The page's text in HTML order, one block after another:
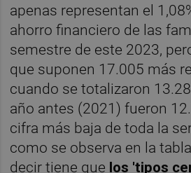
apenas representan el
ahorro financiero de las
semestre de este 2023,
que suponen 17.005 más
cuando se totalizaron
año antes (2021) fueron
cifra más baja de toda la
como se observa en la
decir tiene que los 'tipos